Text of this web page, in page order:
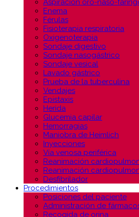
Aspiración oro-naso-
Enema
Férulas
Fisioterapia respiratoria
Oxigenoterapia
Sondaje digestivo
Sondaje nasogástrico
Sondaje vesical
Lavado gástrico
Prueba de la tuberculina
Vendajes
Epistaxis
Herida
Glucemia capilar
Hemorragias
Maniobra de Heimlich
Inyecciones
Vía venosa periférica
Reanimación
Reanimación
Desfibrilador
Procedimientos
Posiciones del paciente
Administración de
Recogida de orina